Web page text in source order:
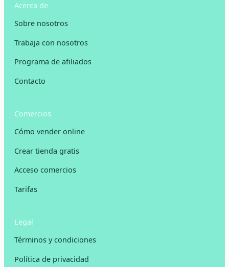
Acerca de
Sobre nosotros
Trabaja con nosotros
Programa de afiliados
Contacto
Comercios
Cómo vender online
Crear tienda gratis
Acceso comercios
Tarifas
Legal
Términos y condiciones
Política de privacidad